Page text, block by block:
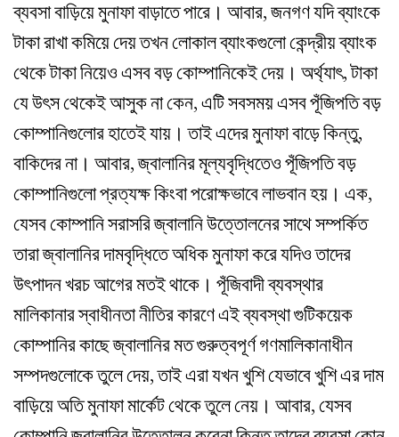
ব্যবসা বাড়িয়ে মুনাফা বাড়াতে পারে। আবার, জনগণ যদি ব্যাংকে
টাকা রাখা কমিয়ে দেয় তখন লোকাল ব্যাংকগুলো কেন্দ্রীয় ব্যাংক
থেকে টাকা নিয়েও এসব বড় কোম্পানিকেই দেয়। অর্থ্যাৎ, টাকা
যে উৎস থেকেই আসুক না কেন, এটি সবসময় এসব পূঁজিপতি বড়
কোম্পানিগুলোর হাতেই যায়। তাই এদের মুনাফা বাড়ে কিন্তু,
বাকিদের না। আবার, জ্বালানির মূল্যবৃদ্ধিতেও পূঁজিপতি বড়
কোম্পানিগুলো প্রত্যক্ষ কিংবা পরোক্ষভাবে লাভবান হয়। এক,
যেসব কোম্পানি সরাসরি জ্বালানি উত্তোলনের সাথে সম্পর্কিত
তারা জ্বালানির দামবৃদ্ধিতে অধিক মুনাফা করে যদিও তাদের
উৎপাদন খরচ আগের মতই থাকে। পূঁজিবাদী ব্যবস্থার
মালিকানার স্বাধীনতা নীতির কারণে এই ব্যবস্থা গুটিকয়েক
কোম্পানির কাছে জ্বালানির মত গুরুত্বপূর্ণ গণমালিকানাধীন
সম্পদগুলোকে তুলে দেয়, তাই এরা যখন খুশি যেভাবে খুশি এর দাম
বাড়িয়ে অতি মুনাফা মার্কেট থেকে তুলে নেয়। আবার, যেসব